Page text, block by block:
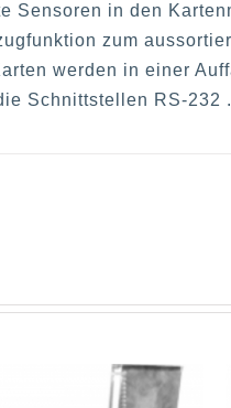
Sensoren in den
zum
werden in einer
Schnittstellen RS-232 .